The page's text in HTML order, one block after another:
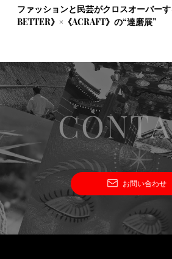
ファッションと民芸がクロスオーバー
BETTER》×《ACRAFT》の“達磨展”
お問い合わせ